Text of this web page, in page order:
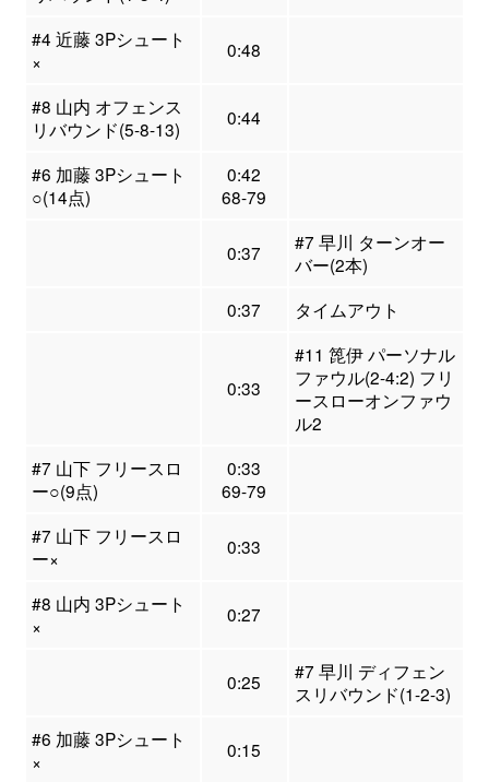
#4 近藤 3Pシュート
×
0:48
#8 山内 オフェンス
リバウンド(5-8-13)
0:44
#6 加藤 3Pシュート
○(14点)
0:42
68-79
0:37
#7 早川 ターンオー
バー(2本)
0:37
タイムアウト
0:33
#11 箆伊 パーソナル
ファウル(2-4:2) フリ
ースローオンファウ
ル2
#7 山下 フリースロ
ー○(9点)
0:33
69-79
#7 山下 フリースロ
ー×
0:33
#8 山内 3Pシュート
×
0:27
0:25
#7 早川 ディフェン
スリバウンド(1-2-3)
#6 加藤 3Pシュート
×
0:15